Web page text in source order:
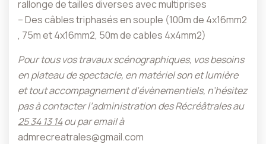
rallonge de tailles diverses avec multiprises
– Des câbles triphasés en souple (100m de 4x16mm2
, 75m et 4x16mm2, 50m de cables 4x4mm2)
Pour tous vos travaux scénographiques, vos besoins
en plateau de spectacle, en matériel son et lumière
et tout accompagnement d’évènementiels, n’hésitez
pas à contacter l’administration des Récréâtrales au
25 34 13 14ou par email à
admrecreatrales@gmail.com